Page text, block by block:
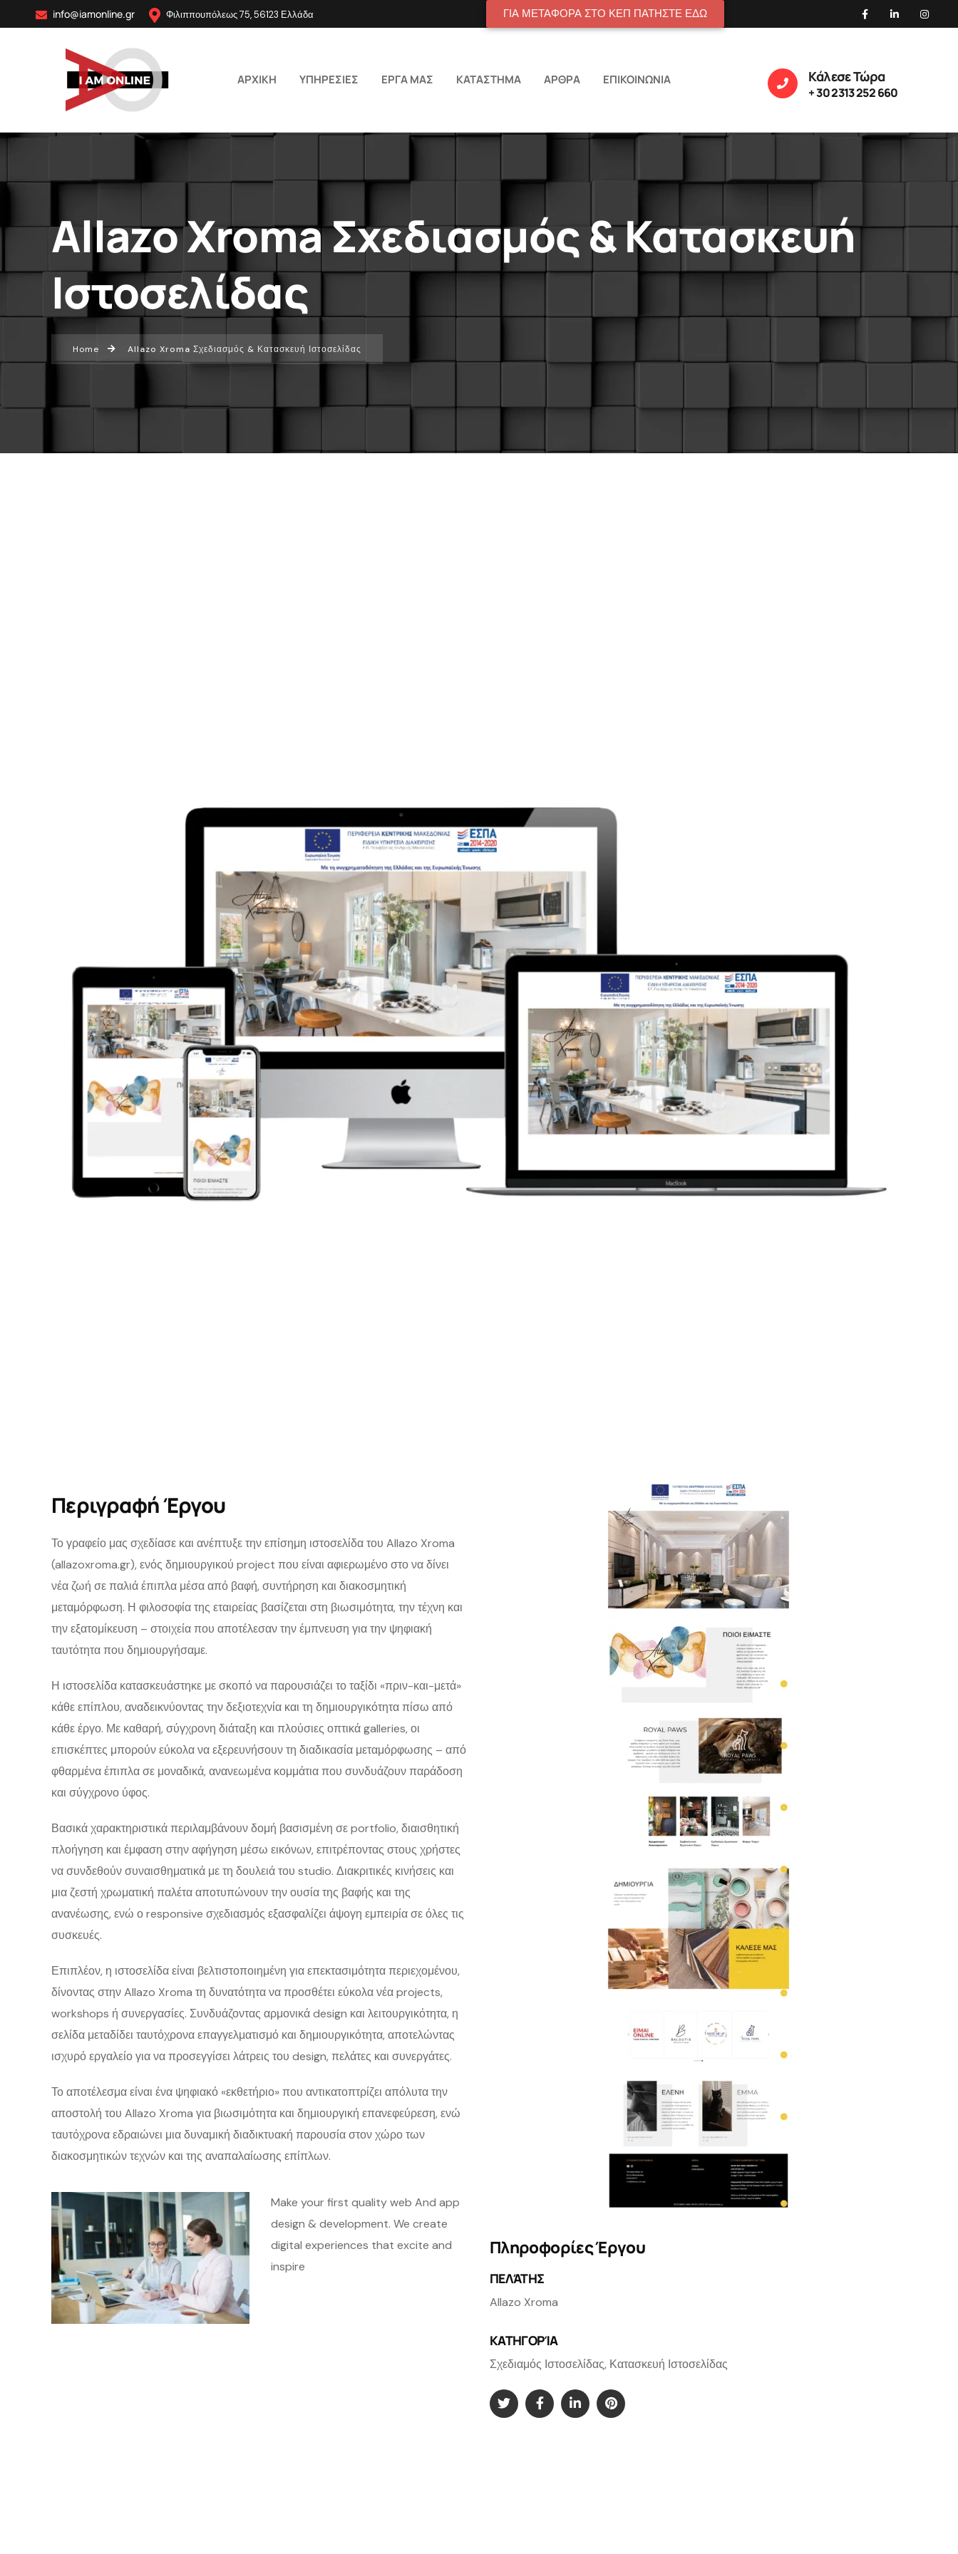
info@iamonline.gr Φιλιππουπόλεως 75, 56123 Ελλάδα ΓΙΑ ΜΕΤΑΦΟΡΑ ΣΤΟ ΚΕΠ ΠΑΤΗΣΤΕ ΕΔΩ
ΑΡΧΙΚΗ ΥΠΗΡΕΣΙΕΣ ΕΡΓΑ ΜΑΣ ΚΑΤΑΣΤΗΜΑ ΑΡΘΡΑ ΕΠΙΚΟΙΝΩΝΙΑ Κάλεσε Τώρα
+ 30 2313 252 660
Allazo Xroma Σχεδιασμός & Κατασκευή
Ιστοσελίδας
Home Allazo Xroma Σχεδιασμός & Κατασκευή Ιστοσελίδας
Περιγραφή Έργου
Το γραφείο μας σχεδίασε και ανέπτυξε την επίσημη ιστοσελίδα του Allazo Xroma
(allazoxroma.gr), ενός δημιουργικού project που είναι αφιερωμένο στο να δίνει
νέα ζωή σε παλιά έπιπλα μέσα από βαφή, συντήρηση και διακοσμητική
μεταμόρφωση. Η φιλοσοφία της εταιρείας βασίζεται στη βιωσιμότητα, την τέχνη και
την εξατομίκευση – στοιχεία που αποτέλεσαν την έμπνευση για την ψηφιακή
ταυτότητα που δημιουργήσαμε.
Η ιστοσελίδα κατασκευάστηκε με σκοπό να παρουσιάζει το ταξίδι «πριν-και-μετά»
κάθε επίπλου, αναδεικνύοντας την δεξιοτεχνία και τη δημιουργικότητα πίσω από
κάθε έργο. Με καθαρή, σύγχρονη διάταξη και πλούσιες οπτικά galleries, οι
επισκέπτες μπορούν εύκολα να εξερευνήσουν τη διαδικασία μεταμόρφωσης – από
φθαρμένα έπιπλα σε μοναδικά, ανανεωμένα κομμάτια που συνδυάζουν παράδοση
και σύγχρονο ύφος.
Βασικά χαρακτηριστικά περιλαμβάνουν δομή βασισμένη σε portfolio, διαισθητική
πλοήγηση και έμφαση στην αφήγηση μέσω εικόνων, επιτρέποντας στους χρήστες
να συνδεθούν συναισθηματικά με τη δουλειά του studio. Διακριτικές κινήσεις και
μια ζεστή χρωματική παλέτα αποτυπώνουν την ουσία της βαφής και της
ανανέωσης, ενώ ο responsive σχεδιασμός εξασφαλίζει άψογη εμπειρία σε όλες τις
συσκευές.
Επιπλέον, η ιστοσελίδα είναι βελτιστοποιημένη για επεκτασιμότητα περιεχομένου,
δίνοντας στην Allazo Xroma τη δυνατότητα να προσθέτει εύκολα νέα projects,
workshops ή συνεργασίες. Συνδυάζοντας αρμονικά design και λειτουργικότητα, η
σελίδα μεταδίδει ταυτόχρονα επαγγελματισμό και δημιουργικότητα, αποτελώντας
ισχυρό εργαλείο για να προσεγγίσει λάτρεις του design, πελάτες και συνεργάτες.
Το αποτέλεσμα είναι ένα ψηφιακό «εκθετήριο» που αντικατοπτρίζει απόλυτα την
αποστολή του Allazo Xroma για βιωσιμότητα και δημιουργική επανεφεύρεση, ενώ
ταυτόχρονα εδραιώνει μια δυναμική διαδικτυακή παρουσία στον χώρο των
διακοσμητικών τεχνών και της αναπαλαίωσης επίπλων.
Make your first quality web And app
design & development. We create
digital experiences that excite and
inspire
Πληροφορίες Έργου
ΠΕΛΆΤΗΣ
Allazo Xroma
ΚΑΤΗΓΟΡΊΑ
Σχεδιαμός Ιστοσελίδας, Κατασκευή Ιστοσελίδας